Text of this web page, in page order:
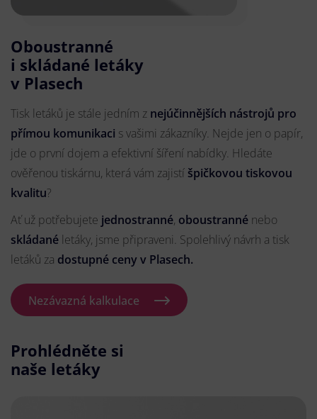
Oboustranné
i skládané letáky
v Plasech
Tisk letáků je stále jedním z nejúčinnějších nástrojů pro
přímou komunikaci s vašimi zákazníky. Nejde jen o papír,
jde o první dojem a efektivní šíření nabídky. Hledáte
ověřenou tiskárnu, která vám zajistí špičkovou tiskovou
kvalitu?
Ať už potřebujete jednostranné, oboustranné nebo
skládané letáky, jsme připraveni. Spolehlivý návrh a tisk
letáků za dostupné ceny v Plasech.
Nezávazná kalkulace
Prohlédněte si
naše letáky